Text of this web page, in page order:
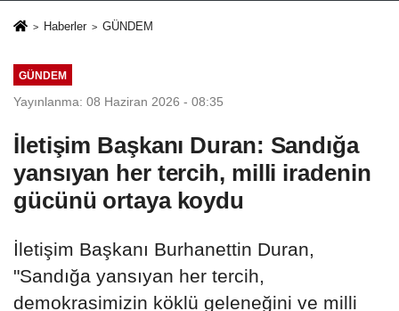
Haberler GÜNDEM
GÜNDEM
Yayınlanma: 08 Haziran 2026 - 08:35
İletişim Başkanı Duran: Sandığa
yansıyan her tercih, milli iradenin
gücünü ortaya koydu
İletişim Başkanı Burhanettin Duran,
"Sandığa yansıyan her tercih,
demokrasimizin köklü geleneğini ve milli